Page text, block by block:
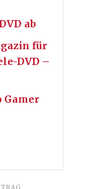
ab
für
DVD –
Gamer